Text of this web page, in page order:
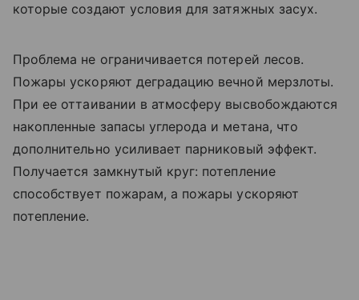
которые создают условия для затяжных засух.
Проблема не ограничивается потерей лесов.
Пожары ускоряют деградацию вечной мерзлоты.
При ее оттаивании в атмосферу высвобождаются
накопленные запасы углерода и метана, что
дополнительно усиливает парниковый эффект.
Получается замкнутый круг: потепление
способствует пожарам, а пожары ускоряют
потепление.